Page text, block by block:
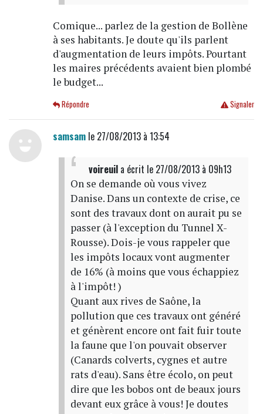
Comique... parlez de la gestion de Bollène
à ses habitants. Je doute qu'ils parlent
d'augmentation de leurs impôts. Pourtant
les maires précédents avaient bien plombé
le budget...
Signaler
Répondre
samsamle 27/08/2013 à 13:54
voireuila écrit le 27/08/2013 à 09h13
On se demande où vous vivez
Danise. Dans un contexte de crise, ce
sont des travaux dont on aurait pu se
passer (à l'exception du Tunnel X-
Rousse). Dois-je vous rappeler que
les impôts locaux vont augmenter
de 16% (à moins que vous échappiez
à l'impôt! )
Quant aux rives de Saône, la
pollution que ces travaux ont généré
et génèrent encore ont fait fuir toute
la faune que l'on pouvait observer
(Canards colverts, cygnes et autre
rats d'eau). Sans être écolo, on peut
dire que les bobos ont de beaux jours
devant eux grâce à vous! Je doutes